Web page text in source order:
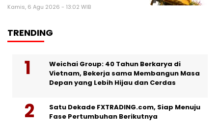
Kamis, 6 Agu 2026 - 13:02 WIB
TRENDING
Weichai Group: 40 Tahun Berkarya di
Vietnam, Bekerja sama Membangun Masa
Depan yang Lebih Hijau dan Cerdas
Satu Dekade FXTRADING.com, Siap Menuju
Fase Pertumbuhan Berikutnya